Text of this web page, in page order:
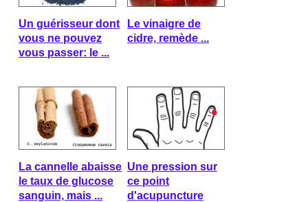
Un guérisseur dont
vous ne pouvez
vous passer: le ...
Le vinaigre de
cidre, remède ...
La cannelle abaisse
le taux de glucose
sanguin, mais ...
Une pression sur
ce point
d'acupuncture